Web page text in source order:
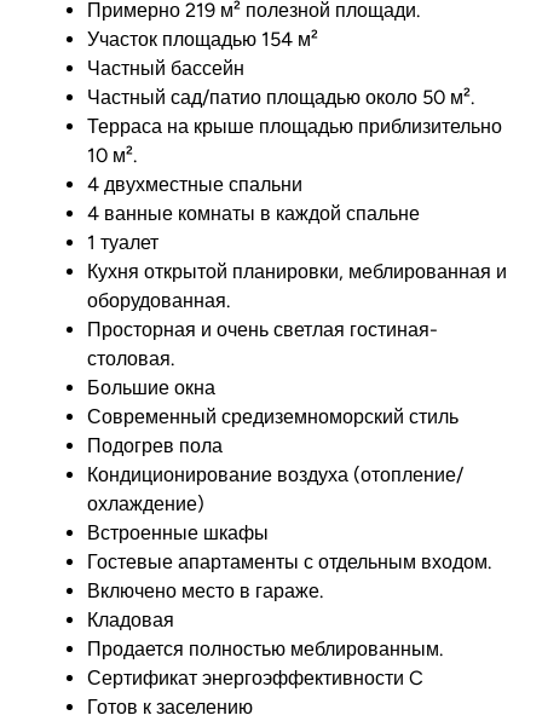
Примерно 219 м² полезной площади.
Участок площадью 154 м²
Частный бассейн
Частный сад/патио площадью около 50 м².
Терраса на крыше площадью приблизительно
10 м².
4 двухместные спальни
4 ванные комнаты в каждой спальне
1 туалет
Кухня открытой планировки, меблированная и
оборудованная.
Просторная и очень светлая гостиная-
столовая.
Большие окна
Современный средиземноморский стиль
Подогрев пола
Кондиционирование воздуха (отопление/
охлаждение)
Встроенные шкафы
Гостевые апартаменты с отдельным входом.
Включено место в гараже.
Кладовая
Продается полностью меблированным.
Сертификат энергоэффективности C
Готов к заселению